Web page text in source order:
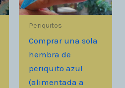
Periquitos
Comprar una sola
hembra de
periquito azul
(alimentada a